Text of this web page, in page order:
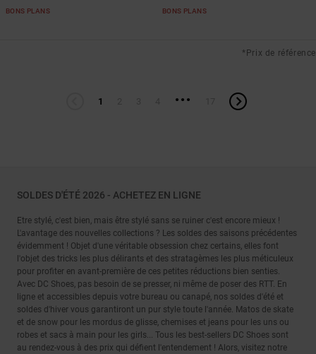
BONS PLANS BONS PLANS
*Prix de référence
1 ...
SOLDES D'ÉTÉ 2026 - ACHETEZ EN LIGNE
Etre stylé, c'est bien, mais être stylé sans se ruiner c'est encore mieux !
L'avantage des nouvelles collections ? Les soldes des saisons précédentes
évidemment ! Objet d'une véritable obsession chez certains, elles font
l'objet des tricks les plus délirants et des stratagèmes les plus méticuleux
pour profiter en avant-première de ces petites réductions bien senties.
Avec DC Shoes, pas besoin de se presser, ni même de poser des RTT. En
ligne et accessibles depuis votre bureau ou canapé, nos soldes d'été et
soldes d'hiver vous garantiront un pur style toute l'année. Matos de skate
et de snow pour les mordus de glisse, chemises et jeans pour les uns ou
robes et sacs à main pour les girls... Tous les best-sellers DC Shoes sont
au rendez-vous à des prix qui défient l'entendement ! Alors, visitez notre